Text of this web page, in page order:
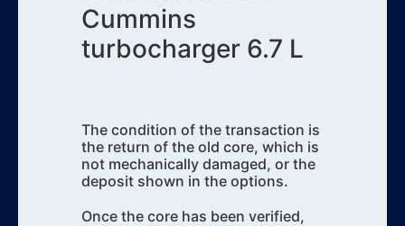
Cummins
turbocharger 6.7 L
The condition of the transaction is
the return of the old core, which is
not mechanically damaged, or the
deposit shown in the options.
Once the core has been verified,